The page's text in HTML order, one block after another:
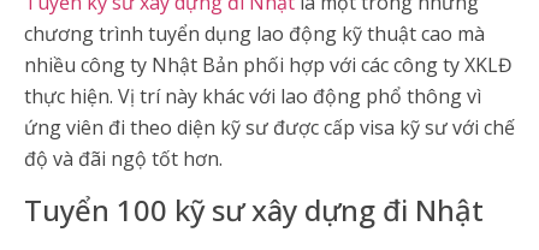
chương trình tuyển dụng lao động kỹ thuật cao mà
nhiều công ty Nhật Bản phối hợp với các công ty XKLĐ
thực hiện. Vị trí này khác với lao động phổ thông vì
ứng viên đi theo diện kỹ sư được cấp visa kỹ sư với chế
độ và đãi ngộ tốt hơn.
Tuyển 100 kỹ sư xây dựng đi Nhật